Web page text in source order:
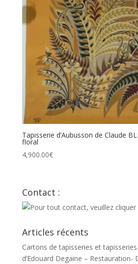
Tapisserie d’Aubusson de Claude
floral
4,900.00€
Contact :
Articles récents
Cartons de tapisseries et
d’Edouard Degaine – Restauration-